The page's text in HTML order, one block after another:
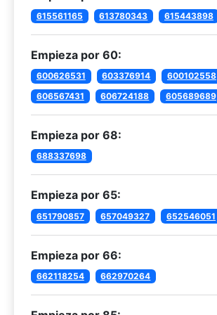
615561165 613780343 615443898
Empieza por 60:
600626531 603376914
600102558
606567431
606724188 605689689
Empieza por 68:
688337698
Empieza por 65:
651790857 657049327 652546051
Empieza por 66:
662118254 662970264